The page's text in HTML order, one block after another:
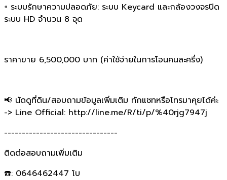
+ ระบบรักษาความปลอดภัย: ระบบ Keycard และกล้องวงจรปิด
ระบบ HD จำนวน 8 จุด
ราคาขาย 6,500,000 บาท (ค่าใช้จ่ายในการโอนคนละครึ่ง)
📢 นัดดูที่ดิน/สอบถามข้อมูลเพิ่มเติม ทักแชทหรือโทรมาคุยได้ค่ะ
-> Line Official: http://line.me/R/ti/p/%40rjg7947j
--------------------------------
ติดต่อสอบถามเพิ่มเติม
☎️: 0646462447 โบ